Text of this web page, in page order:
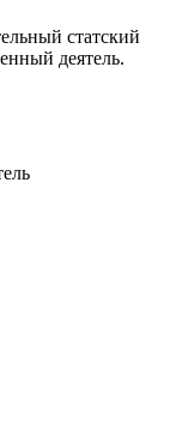
статский
деятель.